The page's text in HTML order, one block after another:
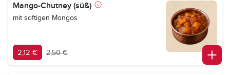
Mango-Chutney (süß)
mit saftigen Mangos
2,12 € 2,50 €